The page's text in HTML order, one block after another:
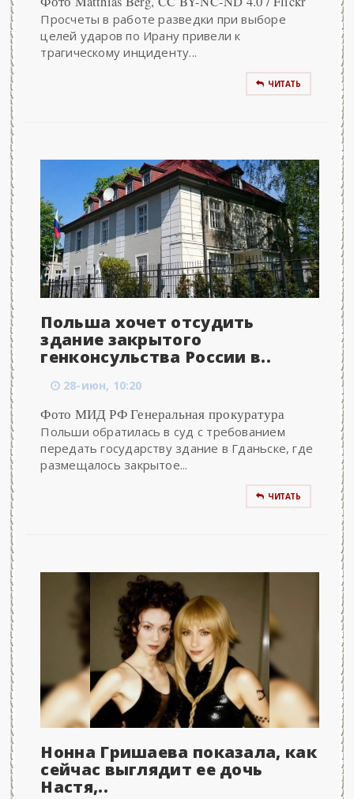
Просчеты в работе разведки при выборе
целей ударов по Ирану привели к
трагическому инциденту...
ЧИТАТЬ
Польша хочет отсудить
здание закрытого
генконсульства России в..
28-июн, 10:20
Фото МИД РФ Генеральная прокуратура
Польши обратилась в суд с требованием
передать государству здание в Гданьске, где
размещалось закрытое...
ЧИТАТЬ
Нонна Гришаева показала, как
сейчас выглядит ее дочь
Настя,..